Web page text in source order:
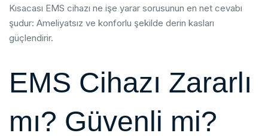
Kısacası EMS cihazı ne işe yarar sorusunun en net cevabı
şudur: Ameliyatsız ve konforlu şekilde derin kasları
güçlendirir.
EMS Cihazı Zararlı
mı? Güvenli mi?